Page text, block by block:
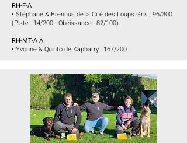
RH-F-A
• Stéphane & Brennus de la Cité des Loups Gris : 96/300
(Piste : 14/200 - Obéissance : 82/100)
RH-MT-A A
• Yvonne & Quinto de Kapbarry : 167/200